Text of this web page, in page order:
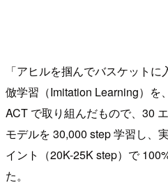
「アヒルを掴んでバスケット
倣学習（Imitation Learning）を
ACT で取り組んだもので、30
モデルを 30,000 step 学習し、
イント（20K-25K step）で
た。